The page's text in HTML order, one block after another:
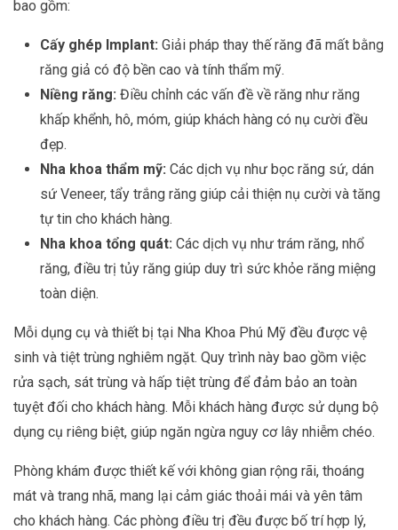
bao gồm:
Cấy ghép Implant: Giải pháp thay thế răng đã mất bằng
răng giả có độ bền cao và tính thẩm mỹ.
Niềng răng: Điều chỉnh các vấn đề về răng như răng
khấp khểnh, hô, móm, giúp khách hàng có nụ cười đều
đẹp.
Nha khoa thẩm mỹ: Các dịch vụ như bọc răng sứ, dán
sứ Veneer, tẩy trắng răng giúp cải thiện nụ cười và tăng
tự tin cho khách hàng.
Nha khoa tổng quát: Các dịch vụ như trám răng, nhổ
răng, điều trị tủy răng giúp duy trì sức khỏe răng miệng
toàn diện.
Mỗi dụng cụ và thiết bị tại Nha Khoa Phú Mỹ đều được vệ
sinh và tiệt trùng nghiêm ngặt. Quy trình này bao gồm việc
rửa sạch, sát trùng và hấp tiệt trùng để đảm bảo an toàn
tuyệt đối cho khách hàng. Mỗi khách hàng được sử dụng bộ
dụng cụ riêng biệt, giúp ngăn ngừa nguy cơ lây nhiễm chéo.
Phòng khám được thiết kế với không gian rộng rãi, thoáng
mát và trang nhã, mang lại cảm giác thoải mái và yên tâm
cho khách hàng. Các phòng điều trị đều được bố trí hợp lý,